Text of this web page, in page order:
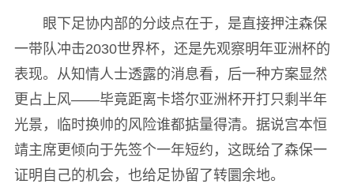
眼下足协内部的分歧点在于，是直接押注森保
一带队冲击2030世界杯，还是先观察明年亚洲杯的
表现。从知情人士透露的消息看，后一种方案显然
更占上风——毕竟距离卡塔尔亚洲杯开打只剩半年
光景，临时换帅的风险谁都掂量得清。据说宫本恒
靖主席更倾向于先签个一年短约，这既给了森保一
证明自己的机会，也给足协留了转圜余地。